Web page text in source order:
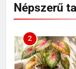
Népszerű
2